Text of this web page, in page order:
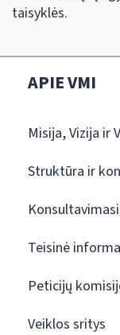
taisyklės.
APIE VMI
Misija, Vizija ir
Struktūra ir
Teisinė
Peticijų
Veiklos sritys